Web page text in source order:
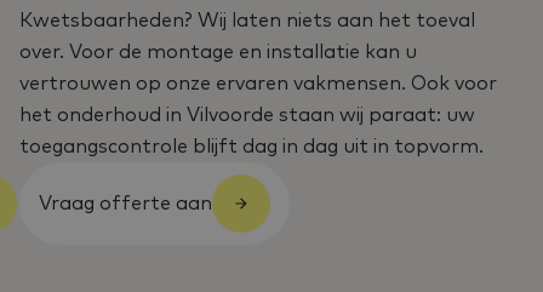
Kwetsbaarheden? Wij laten niets aan het toeval
over. Voor de montage en installatie kan u
vertrouwen op onze ervaren vakmensen. Ook voor
het onderhoud in Vilvoorde staan wij paraat: uw
toegangscontrole blijft dag in dag uit in topvorm.
Vraag offerte aan